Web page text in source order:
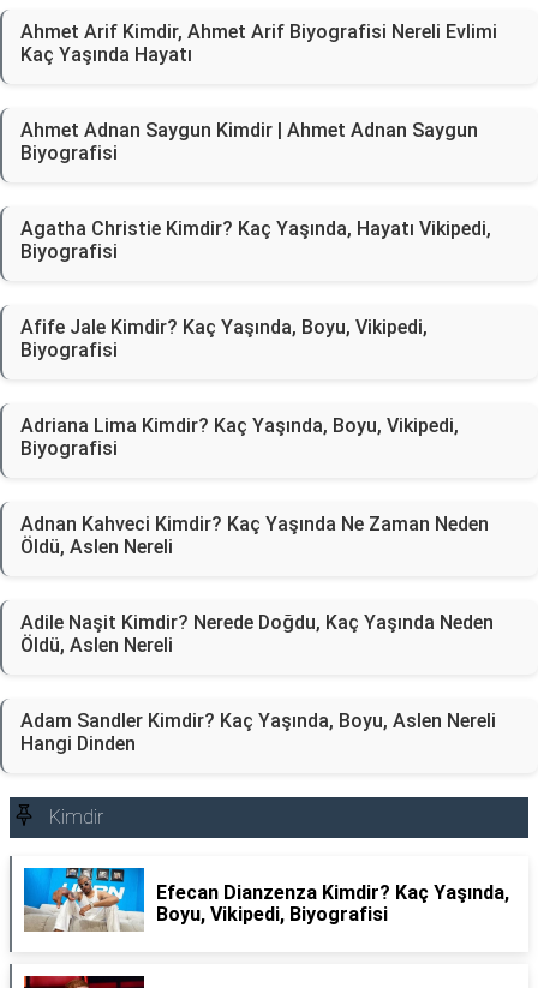
Ahmet Arif Kimdir, Ahmet Arif Biyografisi Nereli Evlimi
Kaç Yaşında Hayatı
Ahmet Adnan Saygun Kimdir | Ahmet Adnan Saygun
Biyografisi
Agatha Christie Kimdir? Kaç Yaşında, Hayatı Vikipedi,
Biyografisi
Afife Jale Kimdir? Kaç Yaşında, Boyu, Vikipedi,
Biyografisi
Adriana Lima Kimdir? Kaç Yaşında, Boyu, Vikipedi,
Biyografisi
Adnan Kahveci Kimdir? Kaç Yaşında Ne Zaman Neden
Öldü, Aslen Nereli
Adile Naşit Kimdir? Nerede Doğdu, Kaç Yaşında Neden
Öldü, Aslen Nereli
Adam Sandler Kimdir? Kaç Yaşında, Boyu, Aslen Nereli
Hangi Dinden
Kimdir
Efecan Dianzenza Kimdir? Kaç Yaşında,
Boyu, Vikipedi, Biyografisi